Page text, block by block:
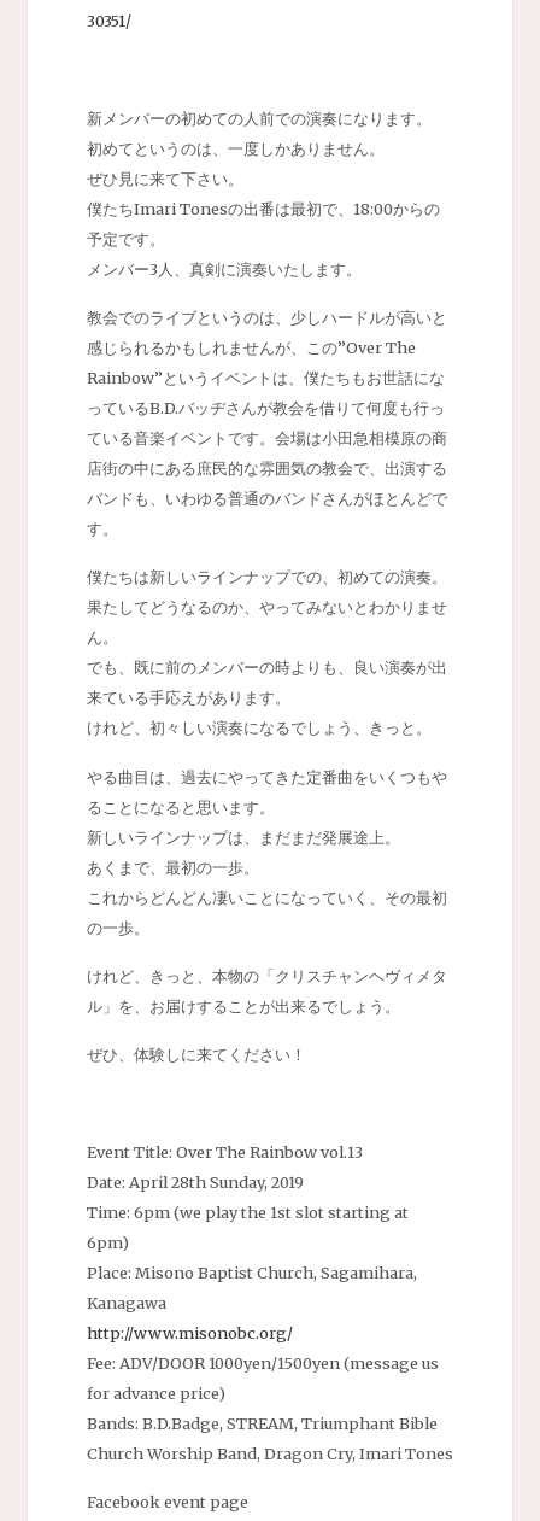
30351/
新メンバーの初めての人前での演奏になります。
初めてというのは、一度しかありません。
ぜひ見に来て下さい。
僕たちImari Tonesの出番は最初で、18:00からの
予定です。
メンバー3人、真剣に演奏いたします。
教会でのライブというのは、少しハードルが高いと
感じられるかもしれませんが、この”Over The
Rainbow”というイベントは、僕たちもお世話にな
っているB.D.バッヂさんが教会を借りて何度も行っ
ている音楽イベントです。会場は小田急相模原の商
店街の中にある庶民的な雰囲気の教会で、出演する
バンドも、いわゆる普通のバンドさんがほとんどで
す。
僕たちは新しいラインナップでの、初めての演奏。
果たしてどうなるのか、やってみないとわかりませ
ん。
でも、既に前のメンバーの時よりも、良い演奏が出
来ている手応えがあります。
けれど、初々しい演奏になるでしょう、きっと。
やる曲目は、過去にやってきた定番曲をいくつもや
ることになると思います。
新しいラインナップは、まだまだ発展途上。
あくまで、最初の一歩。
これからどんどん凄いことになっていく、その最初
の一歩。
けれど、きっと、本物の「クリスチャンヘヴィメタ
ル」を、お届けすることが出来るでしょう。
ぜひ、体験しに来てください！
Event Title: Over The Rainbow vol.13
Date: April 28th Sunday, 2019
Time: 6pm (we play the 1st slot starting at
6pm)
Place: Misono Baptist Church, Sagamihara,
Kanagawa
http://www.misonobc.org/
Fee: ADV/DOOR 1000yen/1500yen (message us
for advance price)
Bands: B.D.Badge, STREAM, Triumphant Bible
Church Worship Band, Dragon Cry, Imari Tones
Facebook event page